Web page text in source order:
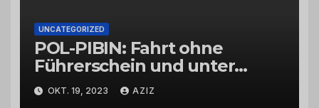
UNCATEGORIZED
POL-PIBIN: Fahrt ohne
Führerschein und unter
Einfluss von Drogen
OKT. 19, 2023 AZIZ